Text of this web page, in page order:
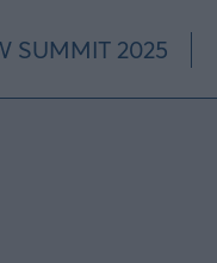
SUMMIT 2025